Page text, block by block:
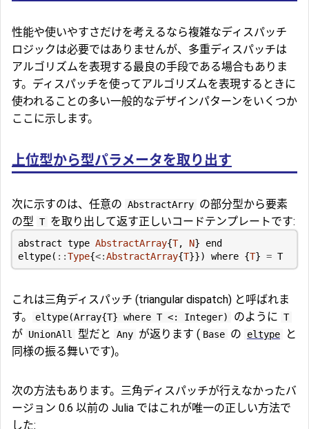
性能や使いやすさだけを考えるなら複雑なディスパッチ
ロジックは必要ではありませんが、多重ディスパッチは
アルゴリズムを表現する最良の手段である場合もありま
す。ディスパッチを使ってアルゴリズムを表現するときに
使われることの多い一般的なデザインパターンをいくつか
ここに示します。
上位型から型パラメータを取り出す
次に示すのは、任意の AbstractArry の部分型から要素
の型 T を取り出して返す正しいコードテンプレートです:
abstract type AbstractArray{T, N}
end
eltype( ::Type{<:AbstractArray{T}}) where {T} = T
これは三角ディスパッチ (triangular dispatch) と呼ばれま
す。
eltype(Array{T} where T <: Integer) のように T
が UnionAll 型だと Any が返ります ( Base の eltype
と
同様の振る舞いです)。
次の方法もあります。三角ディスパッチが行えなかったバ
ージョン 0.6 以前の Julia ではこれが唯一の正しい方法で
した: